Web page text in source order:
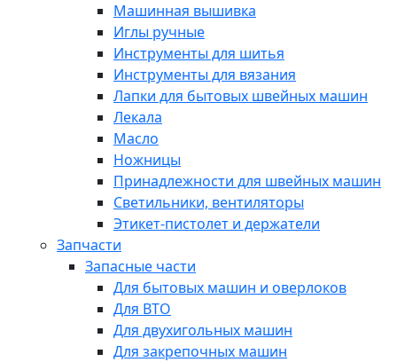
Машинная вышивка
Иглы ручные
Инструменты для шитья
Инструменты для вязания
Лапки для бытовых швейных машин
Лекала
Масло
Ножницы
Принадлежности для швейных машин
Светильники, вентиляторы
Этикет-пистолет и держатели
Запчасти
Запасные части
Для бытовых машин и оверлоков
Для ВТО
Для двухигольных машин
Для закрепочных машин